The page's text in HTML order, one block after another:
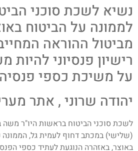
נשיא לשכת סוכני
לממונה על הביטוח
מביטול ההוראה
רישיון פנסיוני
על משיכת כספי פנסיה
יהודה שרוני , אתר
לשכת סוכני הביטוח בראשות היו"ר
(שלישי) במכתב דחוף לעמית גל, הממונה
באוצר, באזהרה הנוגעת לעתיד כספי